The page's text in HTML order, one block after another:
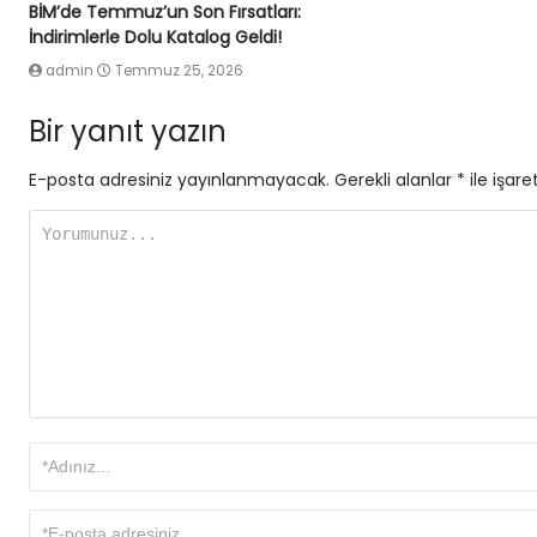
BİM’de Temmuz’un Son Fırsatları:
İndirimlerle Dolu Katalog Geldi!
admin Temmuz 25, 2026
Bir yanıt yazın
E-posta adresiniz yayınlanmayacak. Gerekli alanlar * ile